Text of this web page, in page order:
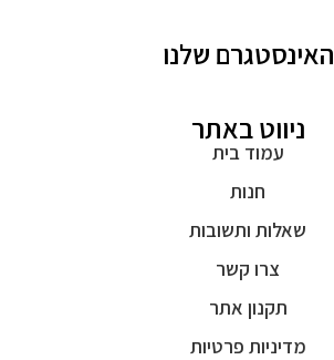
האינסטגרם שלנו
ניווט באתר
עמוד בית
חנות
שאלות ותשובות
צרו קשר
תקנון אתר
מדיניות פרטיות